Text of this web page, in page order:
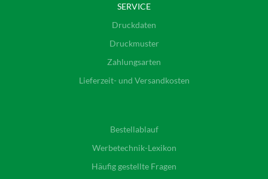
SERVICE
Druckdaten
Druckmuster
Zahlungsarten
Lieferzeit- und Versandkosten
Bestellablauf
Werbetechnik-Lexikon
Häufig gestellte Fragen